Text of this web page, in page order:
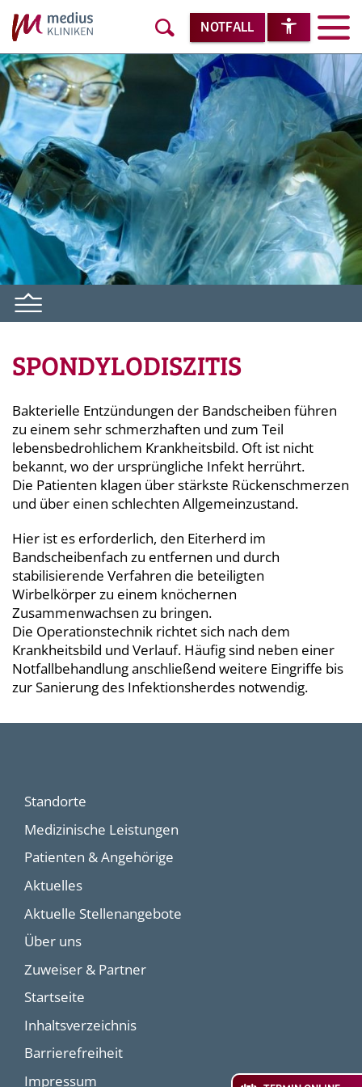
NOTFALL
SPONDYLODISZITIS
Bakterielle Entzündungen der Bandscheiben führen
zu einem sehr schmerzhaften und zum Teil
lebensbedrohlichem Krankheitsbild. Oft ist nicht
bekannt, wo der ursprüngliche Infekt herrührt.
Die Patienten klagen über stärkste Rückenschmerzen
und über einen schlechten Allgemeinzustand.
Hier ist es erforderlich, den Eiterherd im
Bandscheibenfach zu entfernen und durch
stabilisierende Verfahren die beteiligten
Wirbelkörper zu einem knöchernen
Zusammenwachsen zu bringen.
Die Operationstechnik richtet sich nach dem
Krankheitsbild und Verlauf. Häufig sind neben einer
Notfallbehandlung anschließend weitere Eingriffe bis
zur Sanierung des Infektionsherdes notwendig.
Standorte
Medizinische Leistungen
Patienten & Angehörige
Aktuelles
Aktuelle Stellenangebote
Über uns
Zuweiser & Partner
Startseite
Inhaltsverzeichnis
Barrierefreiheit
Impressum